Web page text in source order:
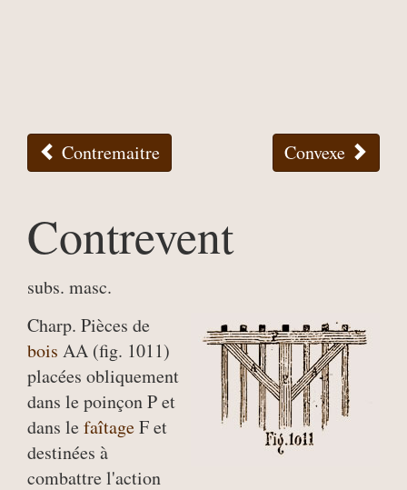
Contremaitre Convexe
Contrevent
subs. masc.
Charp. Pièces de
bois AA (fig. 1011)
placées obliquement
dans le poinçon P et
dans lefaîtageF et
destinées à
combattre l'action